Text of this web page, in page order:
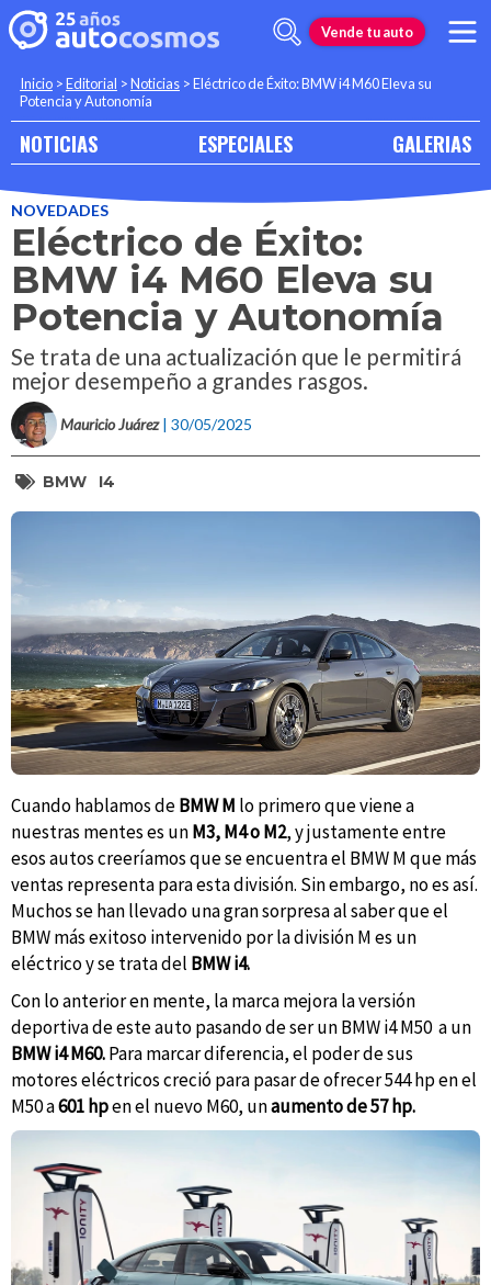
Vende tu auto
Inicio >Editorial >Noticias >Eléctrico de Éxito: BMW i4 M60 Eleva su
Potencia y Autonomía
NOTICIAS ESPECIALES GALERIAS
NOVEDADES
Eléctrico de Éxito:
BMW i4 M60 Eleva su
Potencia y Autonomía
Se trata de una actualización que le permitirá
mejor desempeño a grandes rasgos.
Mauricio Juárez | 30/05/2025
BMW I4
Cuando hablamos deBMW M lo primero que viene a
nuestras mentes es unM3, M4 o M2, y justamente entre
esos autos creeríamos que se encuentra el BMW M que más
ventas representa para esta división. Sin embargo, no es así.
Muchos se han llevado una gran sorpresa al saber que el
BMW más exitoso intervenido por la división M es un
eléctrico y se trata del BMW i4.
Con lo anterior en mente, la marca mejora la versión
deportiva de este auto pasando de ser un BMW i4 M50 a un
BMW i4 M60.Para marcar diferencia, el poder de sus
motores eléctricos creció para pasar de ofrecer 544 hp en el
M50 a601 hpen el nuevo M60, unaumento de 57 hp.